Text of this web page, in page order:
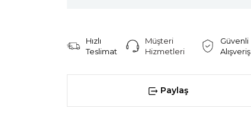
Hızlı
Teslimat
Müşteri
Hizmetleri
Güvenli
Alışveriş
Paylaş